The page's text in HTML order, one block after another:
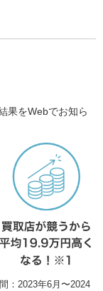
果をWebでお知ら
：2023年6月〜2024